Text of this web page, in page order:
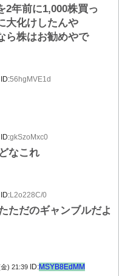
2年前に1,000株買っ
大化けしたんや
ら株はお勧めやで
ID:56hgMVE1d
ID:gkSzoMxc0
なこれ
ID:L2o228C/0
ただのギャンブルだよ
) 21:39 ID:MSYB8EdMM